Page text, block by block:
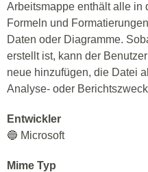
Arbeitsmappe enthält alle in
Formeln und
Daten oder Diagramme.
erstellt ist, kann der
neue hinzufügen, die Datei
Analyse- oder
Entwickler
🔵 Microsoft
Mime Typ